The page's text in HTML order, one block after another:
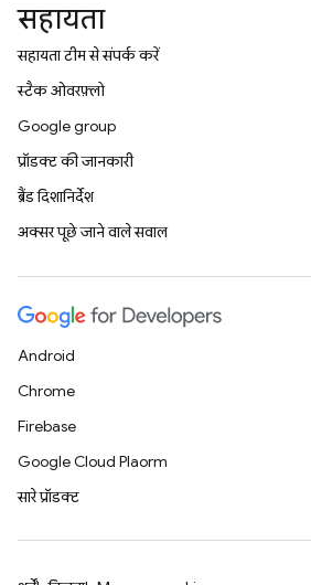
सहायता
सहायता टीम से संपर्क करें
स्टैक ओवरफ़्लो
Google group
प्रॉडक्ट की जानकारी
ब्रैंड दिशानिर्देश
अक्सर पूछे जाने वाले सवाल
Android
Chrome
Firebase
Google Cloud Platform
सारे प्रॉडक्ट